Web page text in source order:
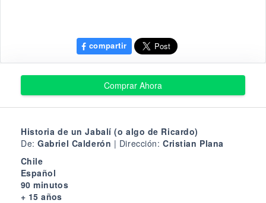
compartir
Comprar Ahora
Historia de un Jabalí (o algo de Ricardo)
De:Gabriel Calderón | Dirección:Cristian Plana
Chile
Español
90 minutos
+ 15 años